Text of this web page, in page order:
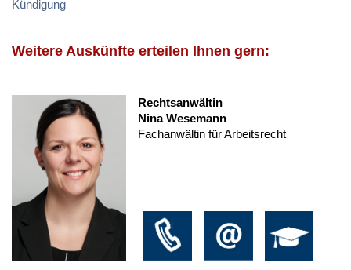
Kündigung
Weitere Auskünfte erteilen Ihnen gern:
Rechtsanwältin
Nina Wesemann
Fachanwältin für Arbeitsrecht